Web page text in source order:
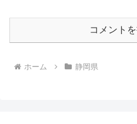
コメント
ホーム 静岡県